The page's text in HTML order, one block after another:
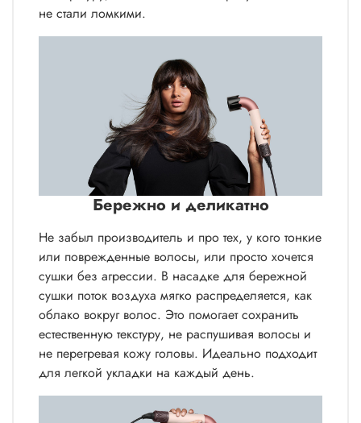
не стали ломкими.
Бережно и деликатно
Не забыл производитель и про тех, у кого тонкие
или поврежденные волосы, или просто хочется
сушки без агрессии. В насадке для бережной
сушки поток воздуха мягко распределяется, как
облако вокруг волос. Это помогает сохранить
естественную текстуру, не распушивая волосы и
не перегревая кожу головы. Идеально подходит
для легкой укладки на каждый день.